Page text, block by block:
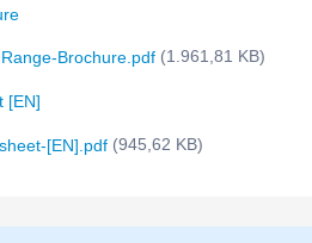
Brochure.pdf (1.961,81 KB)
[EN]
[EN].pdf (945,62 KB)